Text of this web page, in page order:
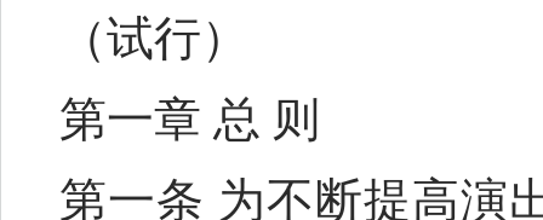
（试行）
第一章 总 则
第一条 为不断提高演